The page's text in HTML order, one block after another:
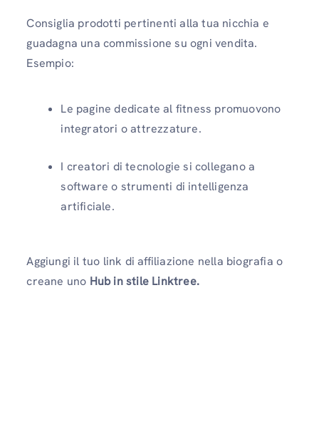
Consiglia prodotti pertinenti alla tua nicchia e
guadagna una commissione su ogni vendita.
Esempio:
Le pagine dedicate al fitness promuovono
integratori o attrezzature.
I creatori di tecnologie si collegano a
software o strumenti di intelligenza
artificiale.
Aggiungi il tuo link di affiliazione nella biografia o
creane uno Hub in stile Linktree.